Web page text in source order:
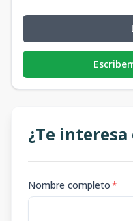
¿Te
Nombre completo*